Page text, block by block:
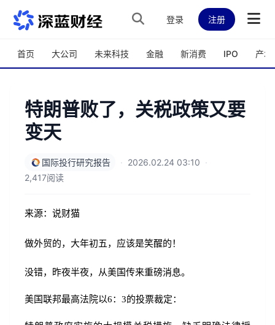
跳转到主内容
登录 注册
首页 大公司 未来科技 金融 新消费 IPO 产城
特朗普败了，关税政策又要
变天
国际投行研究报告 · 2026.02.24 03:10 ·
2,417阅读
来源：说财猫
做外贸的，大年初五，应该是笑醒的！
没错，昨夜半夜，从美国传来重磅消息。
美国联邦最高法院以6：3的投票裁定：